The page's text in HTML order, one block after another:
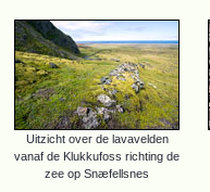
Uitzicht over de lavavelden
vanaf de Klukkufoss richting de
zee op Snæfellsnes